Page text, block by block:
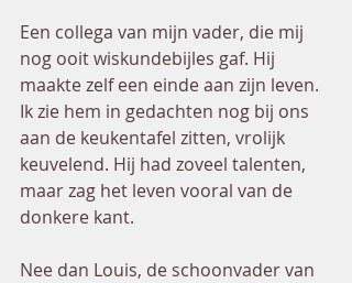
Een collega van mijn vader, die mij
nog ooit wiskundebijles gaf. Hij
maakte zelf een einde aan zijn leven.
Ik zie hem in gedachten nog bij ons
aan de keukentafel zitten, vrolijk
keuvelend. Hij had zoveel talenten,
maar zag het leven vooral van de
donkere kant.
Nee dan Louis, de schoonvader van